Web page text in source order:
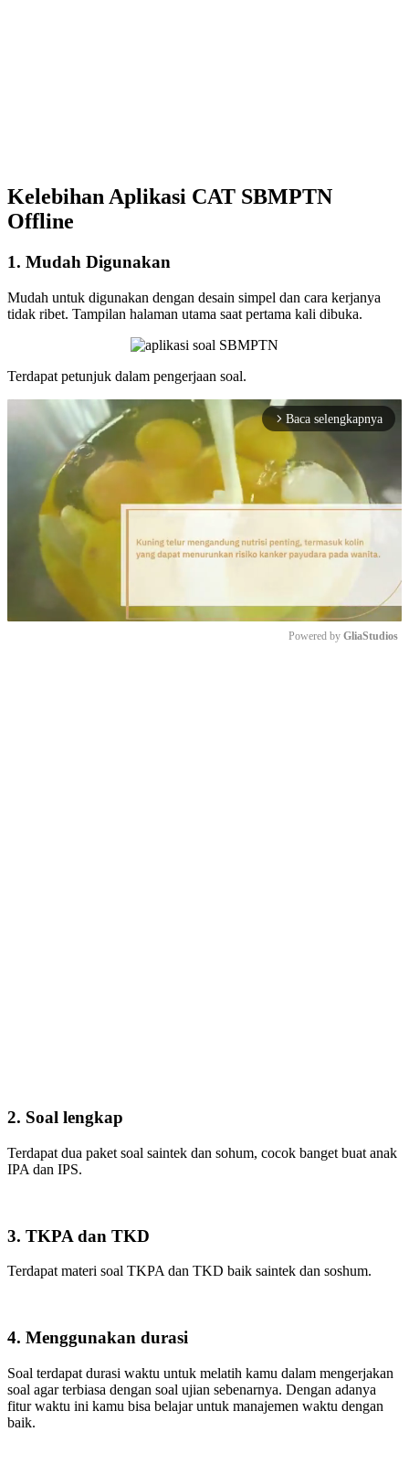
Kelebihan Aplikasi CAT SBMPTN
Offline
1. Mudah Digunakan
Mudah untuk digunakan dengan desain simpel dan cara kerjanya
tidak ribet. Tampilan halaman utama saat pertama kali dibuka.
Terdapat petunjuk dalam pengerjaan soal.
arrow_forward_ios Baca selengkapnya
Powered by GliaStudios
2. Soal lengkap
Terdapat dua paket soal saintek dan sohum, cocok banget buat anak
IPA dan IPS.
3. TKPA dan TKD
Terdapat materi soal TKPA dan TKD baik saintek dan soshum.
4. Menggunakan durasi
Soal terdapat durasi waktu untuk melatih kamu dalam mengerjakan
soal agar terbiasa dengan soal ujian sebenarnya. Dengan adanya
fitur waktu ini kamu bisa belajar untuk manajemen waktu dengan
baik.